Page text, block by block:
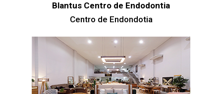
Blantus Centro de Endodontia
Centro de Endondotia